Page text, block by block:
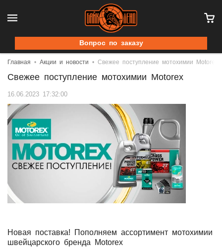
Вопрос по заказу
Главная Акции и новости Свежее поступление мотохимии Motorex
Свежее поступление мотохимии Motorex
16.06.2023 17:32:00
Новая поставка! Пополняем ассортимент мотохимии
швейцарского бренда Motorex